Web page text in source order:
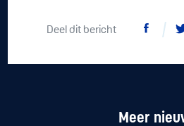
Deel dit bericht
Meer